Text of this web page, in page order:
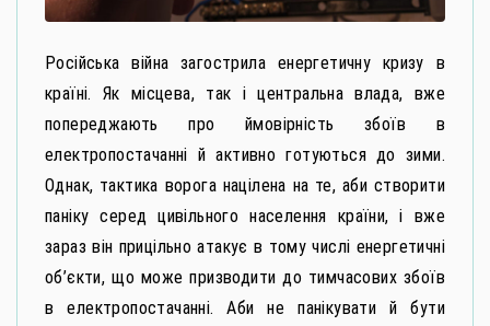
Російська війна загострила енергетичну кризу в
країні. Як місцева, так і центральна влада, вже
попереджають про ймовірність збоїв в
електропостачанні й активно готуються до зими.
Однак, тактика ворога націлена на те, аби створити
паніку серед цивільного населення країни, і вже
зараз він прицільно атакує в тому числі енергетичні
об’єкти, що може призводити до тимчасових збоїв
в електропостачанні. Аби не панікувати й бути